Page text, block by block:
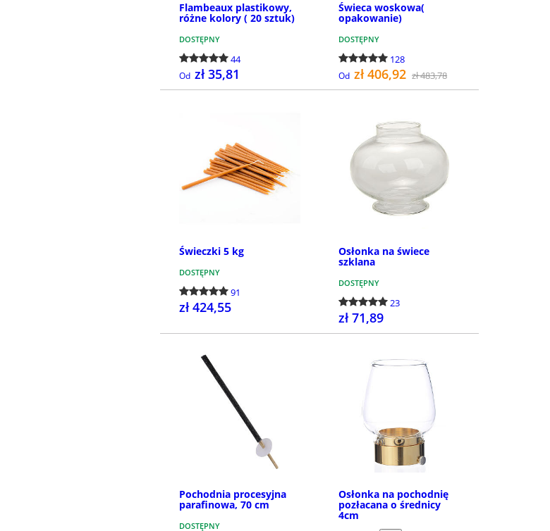
Flambeaux plastikowy,
różne kolory ( 20 sztuk)
DOSTĘPNY
44
Od zł 35,81
Świeca woskowa(
opakowanie)
DOSTĘPNY
128
Od zł 406,92 zł 483,78
Świeczki 5 kg
DOSTĘPNY
91
zł 424,55
Osłonka na świece
szklana
DOSTĘPNY
23
zł 71,89
Pochodnia procesyjna
parafinowa, 70 cm
DOSTĘPNY
Osłonka na pochodnię
pozłacana o średnicy
4cm